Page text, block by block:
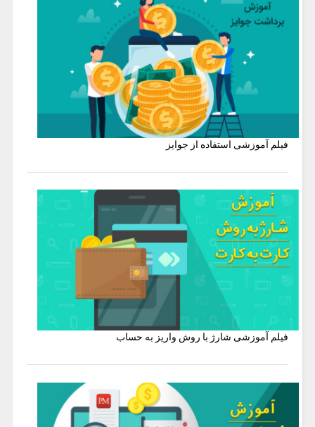
فیلم آموزشی استفاده از جوایز
فیلم آموزشی شارژ با روش واریز به حساب